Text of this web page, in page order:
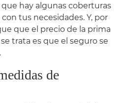
hay algunas coberturas
tus necesidades. Y, por
que el precio de la prima
trata es que el seguro se
de